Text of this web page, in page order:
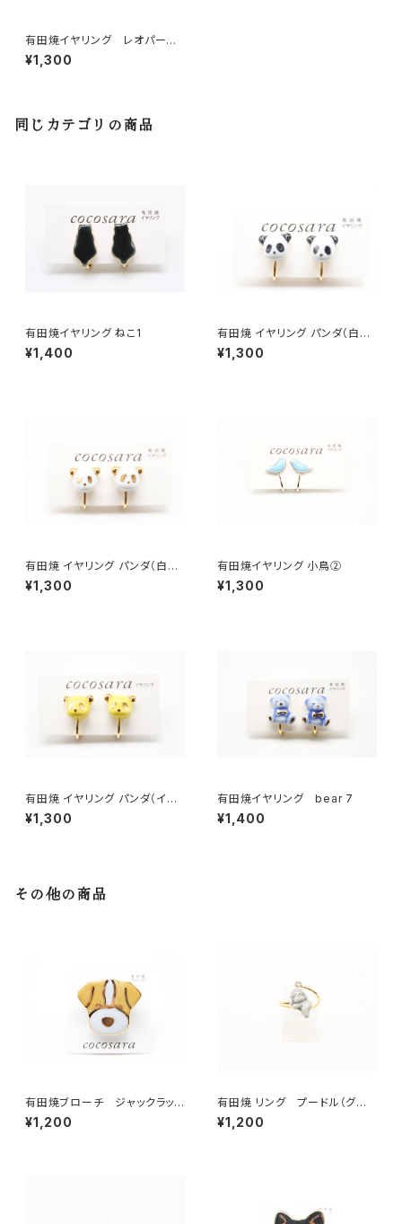
有田焼イヤリング レオパー
ド 艶あり
¥1,300
同じカテゴリの商品
有田焼イヤリング ねこ1
¥1,400
有田焼 イヤリング パンダ（白×
黒）
¥1,300
有田焼 イヤリング パンダ（白×
ゴールド）
¥1,300
有田焼イヤリング 小鳥②
¥1,300
有田焼 イヤリング パンダ（イエ
ロー×ゴールド）
¥1,300
有田焼イヤリング bear 7
¥1,400
その他の商品
有田焼ブローチ ジャックラッセ
ルテリア
¥1,200
有田焼 リング プードル（グレ
ー）
¥1,200